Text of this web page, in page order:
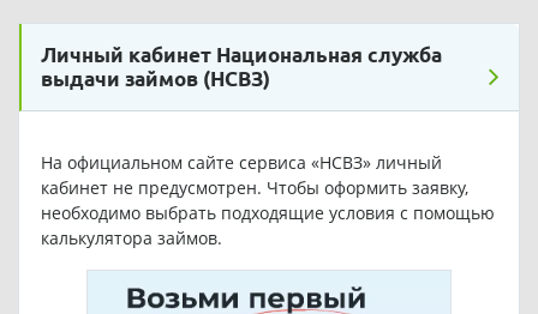
Личный кабинет Национальная служба
выдачи займов (НСВЗ)
На официальном сайте сервиса «НСВЗ» личный
кабинет не предусмотрен. Чтобы оформить заявку,
необходимо выбрать подходящие условия с помощью
калькулятора займов.